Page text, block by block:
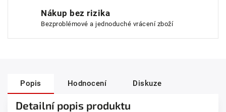
Nákup bez rizika
Bezproblémové a jednoduché vrácení zboží
Popis Hodnocení Diskuze
Detailní popis produktu